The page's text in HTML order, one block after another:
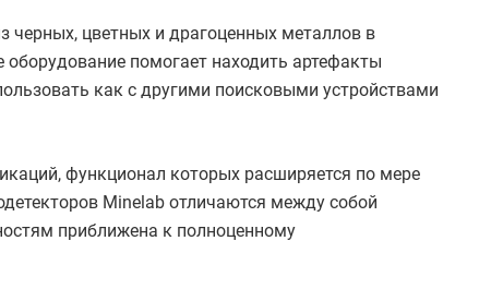
черных, цветных и драгоценных металлов в
помогает находить артефакты
как с другими поисковыми устройствами
функционал которых расширяется по мере
Minelab отличаются между собой
приближена к полноценному